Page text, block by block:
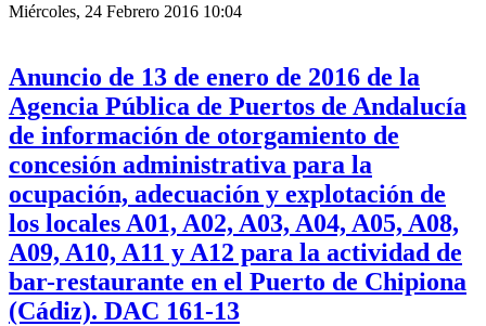
Miércoles, 24 Febrero 2016 10:04
Anuncio de 13 de enero de 2016 de la
Agencia Pública de Puertos de Andalucía
de información de otorgamiento de
concesión administrativa para la
ocupación, adecuación y explotación de
los locales A01, A02, A03, A04, A05, A08,
A09, A10, A11 y A12 para la actividad de
bar-restaurante en el Puerto de Chipiona
(Cádiz). DAC 161-13